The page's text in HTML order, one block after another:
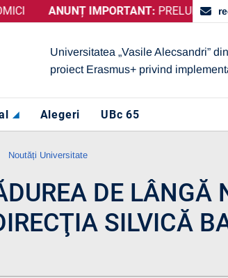
ÎNCREDERE RIDICAT”, ACORDAT DE
IMPORTANT:PRELUNGIRE SELECȚIE
Universitatea „Vasile Alecsandri”
proiect Erasmus+ privind
Alegeri UBc 65
Noutăți Universitate
DE LÂNGĂ
SILVICĂ